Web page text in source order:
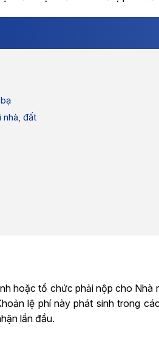
nhà, đất
hoặc tổ chức phải nộp cho
lệ phí này phát sinh trong
lần đầu.